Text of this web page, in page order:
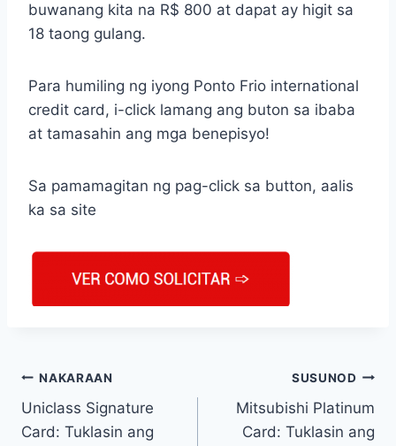
buwanang kita na R$ 800 at dapat ay higit sa
18 taong gulang.
Para humiling ng iyong Ponto Frio international
credit card, i-click lamang ang buton sa ibaba
at tamasahin ang mga benepisyo!
Sa pamamagitan ng pag-click sa button, aalis
ka sa site
NAKARAAN
Uniclass Signature
Card: Tuklasin ang
SUSUNOD
Mitsubishi Platinum
Card: Tuklasin ang